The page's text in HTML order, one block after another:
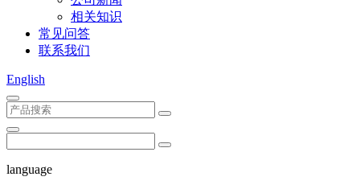
相关知识
常见问答
联系我们
English
language